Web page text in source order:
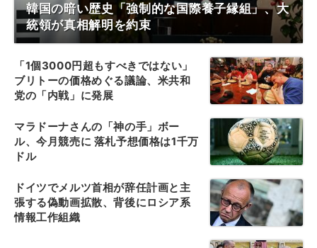
韓国の暗い歴史「強制的な国際養子縁組」、大
統領が真相解明を約束
「1個3000円超もすべきではない」
ブリトーの価格めぐる議論、米共和
党の「内戦」に発展
マラドーナさんの「神の手」ボー
ル、今月競売に 落札予想価格は1千万
ドル
ドイツでメルツ首相が辞任計画と主
張する偽動画拡散、背後にロシア系
情報工作組織